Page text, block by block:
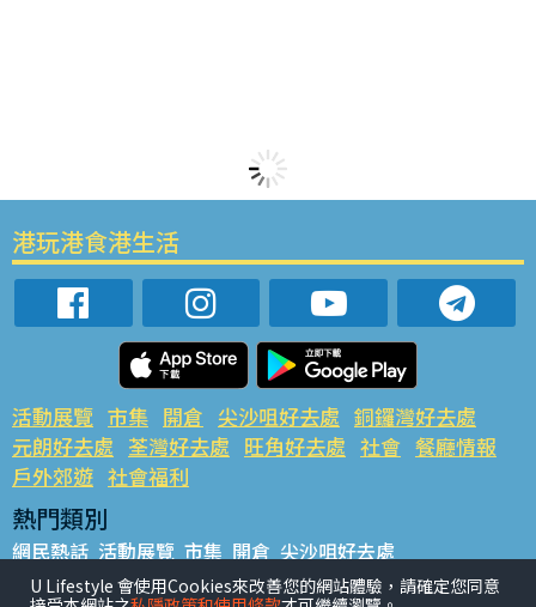
港玩港食港生活
活動展覽 市集 開倉 尖沙咀好去處 銅鑼灣好去處
元朗好去處 荃灣好去處 旺角好去處 社會 餐廳情報
戶外郊遊 社會福利
熱門類別
網民熱話 活動展覽 市集 開倉 尖沙咀好去處
銅鑼灣好去處 元朗好去處 荃灣好去處 旺角好去處 社會
U Lifestyle 會使用Cookies來改善您的網站體驗，請確定您同意